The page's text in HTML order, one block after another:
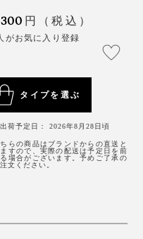
色、乾燥具合、加工の
材、しかも、県内産を
した。
てのくり返し。木が見
』シリーズの伝統柄
、何度も試行錯誤し
實松さん）
、小さな絵画のよう。
イド、玄関、ダイニン
たが、どこでも品のよ
き立ちました。
ませんが（笑）、イン
円（税込）
がお気に入り登録
タイプを選ぶ
荷予定日： 2026年8月28日頃
ちらの商品はブランドからの直送と
すので、実際の配送は予定日を前
場合がございます。予めご了承の
注文ください。